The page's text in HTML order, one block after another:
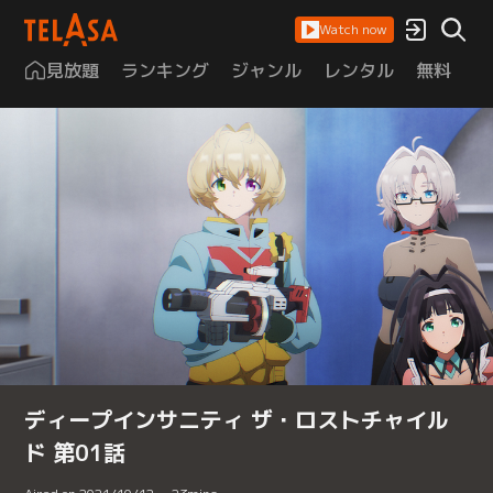
Watch now
見放題 ランキング ジャンル レンタル 無料
ディープインサニティ ザ・ロストチャイル
ド 第01話